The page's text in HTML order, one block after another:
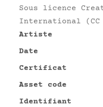
Sous licence
International (CC
Artiste
Date
Certificat
Asset code
Identifiant